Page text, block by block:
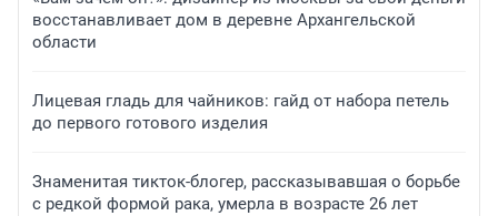
восстанавливает дом в деревне Архангельской
области
Лицевая гладь для чайников: гайд от набора петель
до первого готового изделия
Знаменитая тикток-блогер, рассказывавшая о борьбе
с редкой формой рака, умерла в возрасте 26 лет